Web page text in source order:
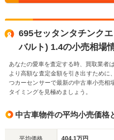
695セッタンタチンク
バルト) 1.4の小売相場
あなたの愛車を査定する時、買取業者
より高額な査定金額を引き出すために
つカーセンサーで最新の中古車小売相
タイミングを見極めましょう。
中古車物件の平均小売価格
平均価格 404.1万円